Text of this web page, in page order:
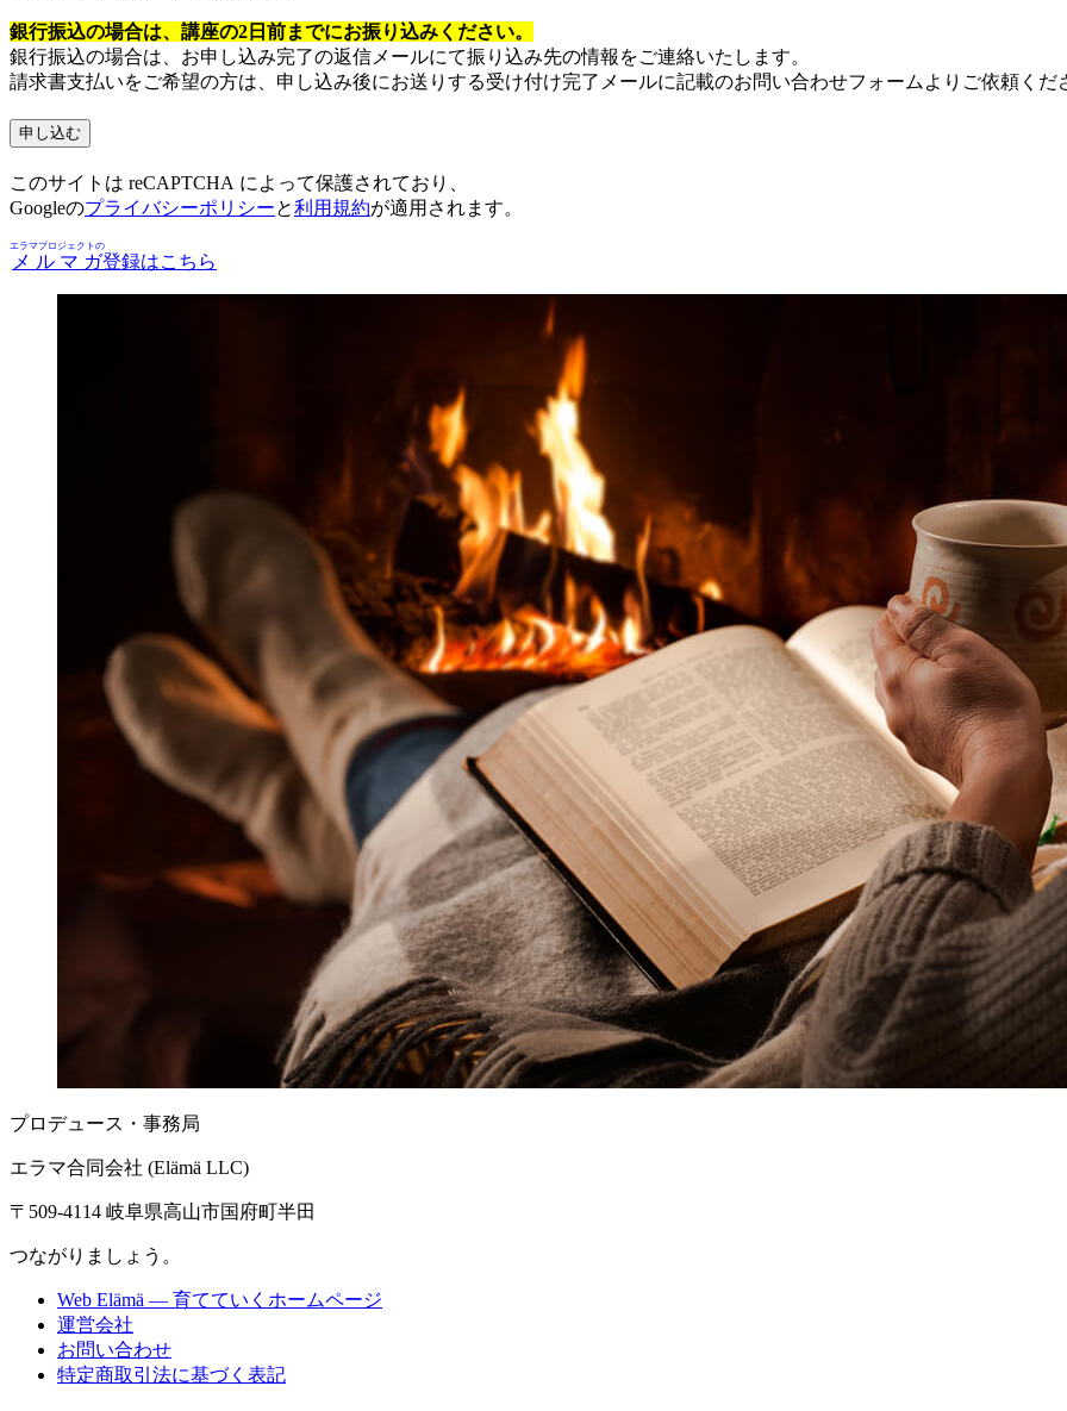
銀行振込の場合は、講座の2日前までにお振り込みください。
銀行振込の場合は、お申し込み完了の返信メールにて振り込み先の情報をご連絡いたします。
請求書支払いをご希望の方は、申し込み後にお送りする受け付け完了メールに記載のお問い合わせフォームよりご依頼くだ
このサイトは reCAPTCHA によって保護されており、
Googleのプライバシーポリシーと利用規約が適用されます。
メルマガ
エラマプロジェクトの
登録はこちら
プロデュース・事務局
エラマ合同会社 (Elämä LLC)
〒509-4114 岐阜県高山市国府町半田
つながりましょう。
Web Elämä — 育てていくホームページ
運営会社
お問い合わせ
特定商取引法に基づく表記